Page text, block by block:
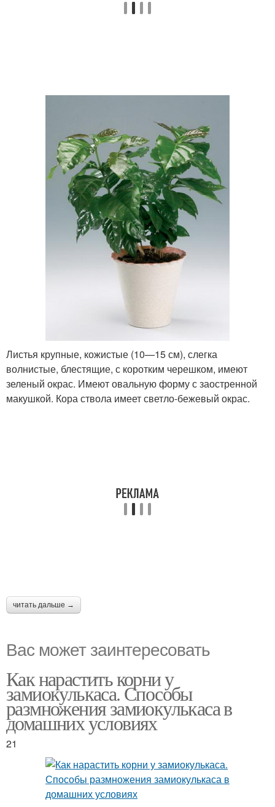
Листья крупные, кожистые (10—15 см), слегка
волнистые, блестящие, с коротким черешком, имеют
зеленый окрас. Имеют овальную форму с заостренной
макушкой. Кора ствола имеет светло-бежевый окрас.
читать дальше →
Вас может заинтересовать
Как нарастить корни у
замиокулькаса. Способы
размножения замиокулькаса в
домашних условиях
21